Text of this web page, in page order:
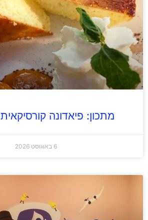
מתכון: פיאדונה קורסיקאית Fiadone
6 באוגוסט 2026